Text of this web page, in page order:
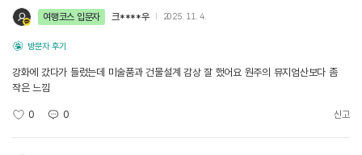
여행코스 입문자 크****우 2025. 11. 4.
방문자 후기
강화에 갔다가 들렀는데 미술품과 건물설계 감상 잘 했어요 원주의 뮤지엄산보다 좀
작은 느낌
0 0 신고